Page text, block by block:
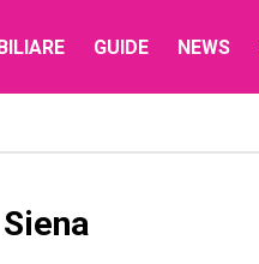
GUIDE NEWS